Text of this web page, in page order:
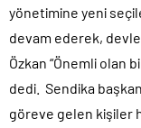
yönetimine yeni
devam ederek,
Özkan “Önemli olan
dedi. Sendika
göreve gelen kişiler